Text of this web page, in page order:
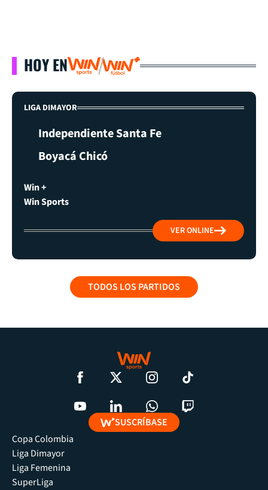
HOY EN
LIGA DIMAYOR
Independiente Santa Fe
Boyacá Chicó
Win +
Win Sports
VER ONLINE
TODOS LOS PARTIDOS
SUSCRÍBASE
Copa Colombia
Liga Dimayor
Liga Femenina
SuperLiga